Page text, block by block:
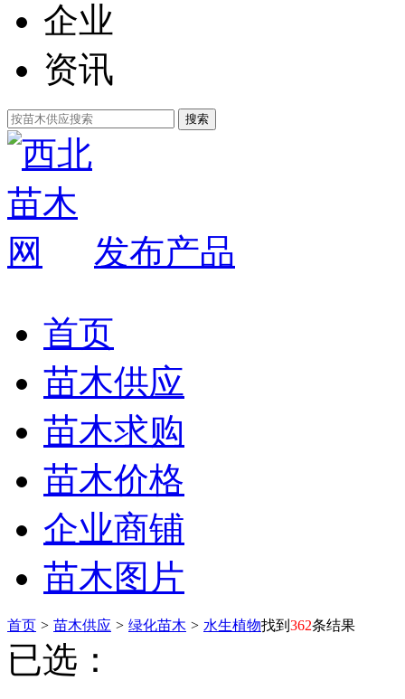
企业
资讯
发布产品
首页
苗木供应
苗木求购
苗木价格
企业商铺
苗木图片
首页 > 苗木供应 > 绿化苗木 > 水生植物找到 362条结果
已选：